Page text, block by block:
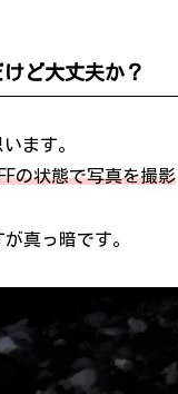
ど大丈夫か？
ます。
の状態で写真を撮影
真っ暗です。